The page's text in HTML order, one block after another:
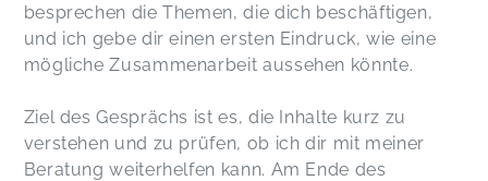
besprechen die Themen, die dich beschäftigen,
und ich gebe dir einen ersten Eindruck, wie eine
mögliche Zusammenarbeit aussehen könnte.
Ziel des Gesprächs ist es, die Inhalte kurz zu
verstehen und zu prüfen, ob ich dir mit meiner
Beratung weiterhelfen kann. Am Ende des